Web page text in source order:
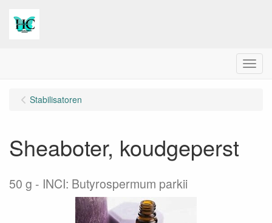
Menu
Stabilisatoren
Sheaboter, koudgeperst
50 g INCI: Butyrospermum parkii